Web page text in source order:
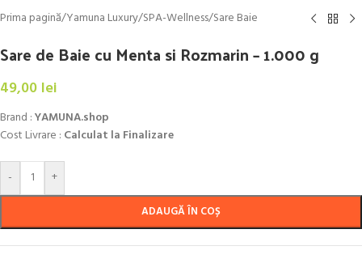
Prima pagină/Yamuna Luxury/SPA-Wellness/Sare Baie
Sare de Baie cu Menta si Rozmarin – 1.000 g
49,00 lei
Brand :YAMUNA.shop
Cost Livrare : Calculat la Finalizare
- +
ADAUGĂ ÎN COȘ